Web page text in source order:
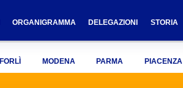
ORGANIGRAMMA DELEGAZIONI STORIA
FORLÌ MODENA PARMA PIACENZA